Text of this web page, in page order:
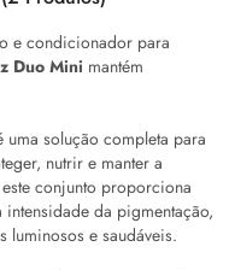
e condicionador para
Duo Mini mantém
uma solução completa para
nutrir e manter a
conjunto proporciona
da pigmentação,
luminosos e saudáveis.